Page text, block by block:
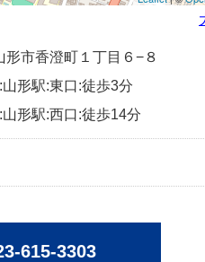
市香澄町１丁目６−８
形駅:東口:徒歩3分
形駅:西口:徒歩14分
615-3303